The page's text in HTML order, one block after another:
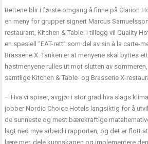
Rettene blir i første omgang å finne på Clarion
en meny for grupper signert Marcus
restaurant, Kitchen & Table. I tillegg vil Quality
en spesiell “EAT-rett” som del av sin à la carte-
Brasserie X. Tanken er at menyene skal byttes
høstmenyene rulles ut mot slutten av
samtlige Kitchen & Table- og Brasserie X-
– Hva vi spiser, avgjør i stor grad hva slags
jobber Nordic Choice Hotels langsiktig for å
de sunneste og mest bærekraftige
lagt ned mye arbeid i rapporten, og det er flott
lære mer, dele kunnskapen og implementere